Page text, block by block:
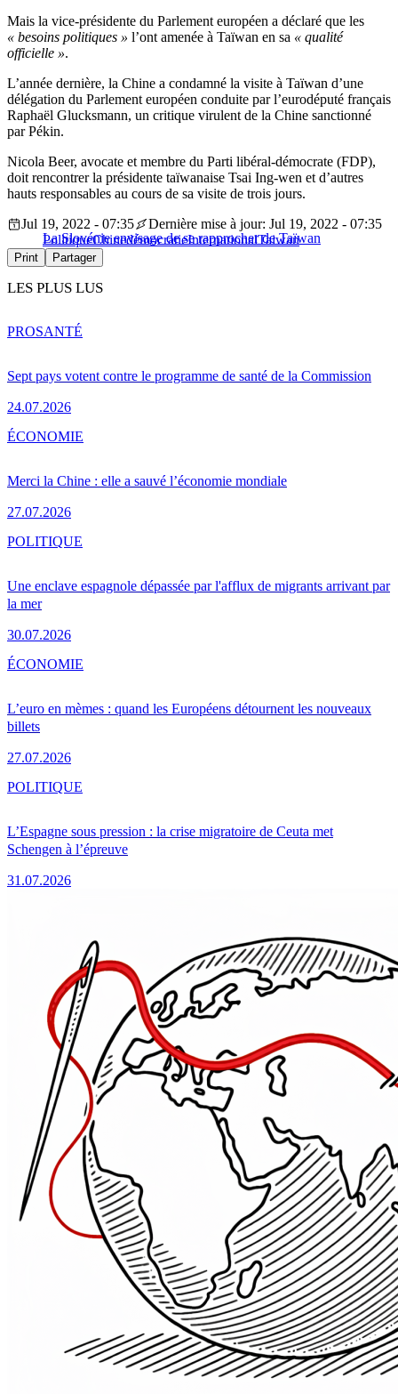
Mais la vice-présidente du Parlement européen a déclaré que les
« besoins politiques » l’ont amenée à Taïwan en sa « qualité
officielle ».
L’année dernière, la Chine a condamné la visite à Taïwan d’une
délégation du Parlement européen conduite par l’eurodéputé français
Raphaël Glucksmann, un critique virulent de la Chine sanctionné
par Pékin.
Nicola Beer, avocate et membre du Parti libéral-démocrate (FDP),
doit rencontrer la présidente taïwanaise Tsai Ing-wen et d’autres
hauts responsables au cours de sa visite de trois jours.
La Slovénie envisage de se rapprocher de Taïwan
Jul 19, 2022 - 07:35
Dernière mise à jour: Jul 19, 2022 - 07:35
PolitiqueChinedémocratieInternationalTaiwan
Print Partager
LES PLUS LUS
Sept pays votent contre le programme de santé de la Commission
24.07.2026
PROSANTÉ
Merci la Chine : elle a sauvé l’économie mondiale
27.07.2026
ÉCONOMIE
Une enclave espagnole dépassée par l'afflux de migrants arrivant par
la mer
30.07.2026
POLITIQUE
L’euro en mèmes : quand les Européens détournent les nouveaux
billets
27.07.2026
ÉCONOMIE
L’Espagne sous pression : la crise migratoire de Ceuta met
Schengen à l’épreuve
31.07.2026
POLITIQUE